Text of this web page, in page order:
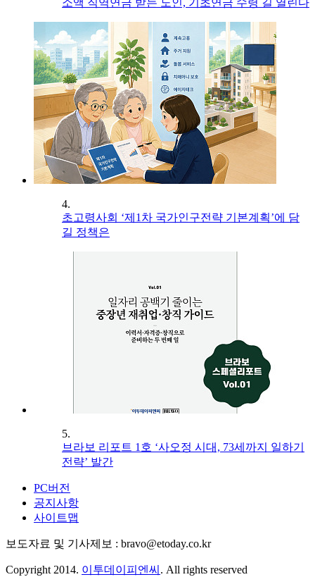
소액 직역연금 받는 노인, 기초연금 수령 길 열린다
4.
초고령사회 ‘제1차 국가인구전략 기본계획’에 담
길 정책은
5.
브라보 리포트 1호 ‘사오정 시대, 73세까지 일하기
전략’ 발간
PC버전
공지사항
사이트맵
보도자료 및 기사제보 : bravo@etoday.co.kr
Copyright 2014. 이투데이피엔씨 . All rights reserved